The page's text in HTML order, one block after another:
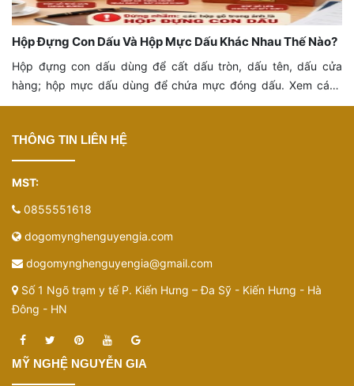
Hộp Đựng Con Dấu Và Hộp Mực Dấu Khác Nhau Thế Nào?
Hộp đựng con dấu dùng để cất dấu tròn, dấu tên, dấu cửa
hàng; hộp mực dấu dùng để chứa mực đóng dấu. Xem cách
phân biệt để chọn đúng sản phẩm.
THÔNG TIN LIÊN HỆ
MST:
0855551618
dogomynghenguyengia.com
dogomynghenguyengia@gmail.com
Số 1 Ngõ trạm y tế P. Kiến Hưng – Đa Sỹ - Kiến Hưng - Hà
Đông - HN
MỸ NGHỆ NGUYỄN GIA